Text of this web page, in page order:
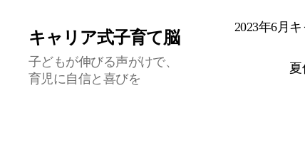
キャリア式子育て脳
子どもが伸びる声がけで、
育児に自信と喜びを
2023年6月
夏